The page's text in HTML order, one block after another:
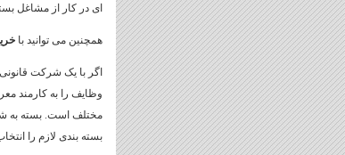
ای در کار از مشاغل
همچنین می توانید با
اگر با یک شرکت
وظایف را به کارمند
مختلف است. بسته به
بسته بندی لازم را